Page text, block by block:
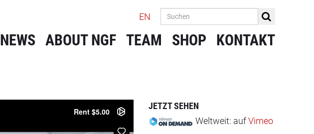
EN
NEWS ABOUT NGF TEAM SHOP KONTAKT
JETZT SEHEN
Weltweit: aufVimeo